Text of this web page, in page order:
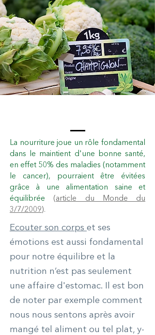
La nourriture joue un rôle fondamental
dans le maintient d'une bonne santé,
en effet 50% des maladies (notamment
le cancer), pourraient être évitées
grâce à une alimentation saine et
équilibrée (article du Monde du
3/7/2009).
Ecouter son corps et ses
émotions est aussi fondamental
pour notre équilibre et la
nutrition n’est pas seulement
une affaire d'estomac. Il est bon
de noter par exemple comment
nous nous sentons après avoir
mangé tel aliment ou tel plat, y-